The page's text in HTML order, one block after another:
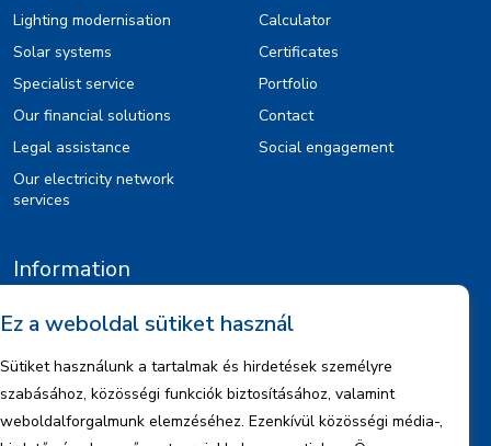
Lighting modernisation
Solar systems
Specialist service
Our financial solutions
Legal assistance
Our electricity network
services
Calculator
Certificates
Portfolio
Contact
Social engagement
Information
Legal notice
Company information
Ez a weboldal sütiket használ
Sütiket használunk a tartalmak és hirdetések személyre
szabásához, közösségi funkciók biztosításához, valamint
weboldalforgalmunk elemzéséhez. Ezenkívül közösségi média-,